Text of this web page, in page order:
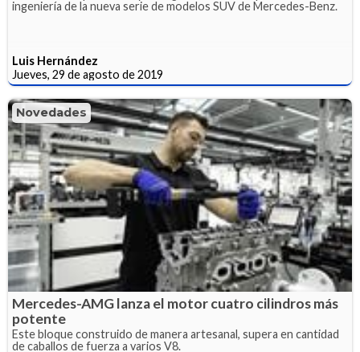
ingeniería de la nueva serie de modelos SUV de Mercedes-Benz.
Luis Hernández
Jueves, 29 de agosto de 2019
Novedades
Mercedes-AMG lanza el motor cuatro cilindros más
potente
Este bloque construido de manera artesanal, supera en cantidad
de caballos de fuerza a varios V8.